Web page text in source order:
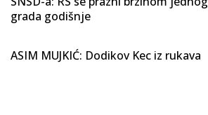
grada godišnje
ASIM MUJKIĆ: Dodikov Kec iz rukava